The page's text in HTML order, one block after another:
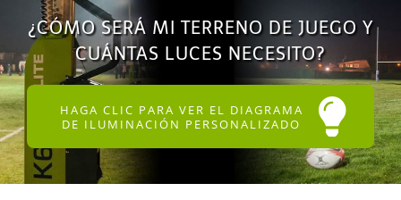
¿CÓMO SERÁ MI TERRENO DE JUEGO Y
CUÁNTAS LUCES NECESITO?
HAGA CLIC PARA VER EL DIAGRAMA
DE ILUMINACIÓN PERSONALIZADO